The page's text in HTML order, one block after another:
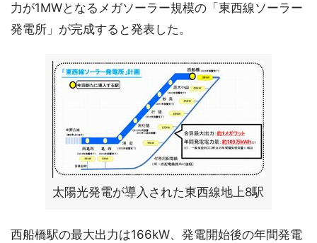
力が1MWとなるメガソーラー規模の「東西線ソーラー
発電所」が完成すると発表した。
太陽光発電が導入された東西線地上8駅
西船橋駅の最大出力は166kW、発電開始後の年間発電